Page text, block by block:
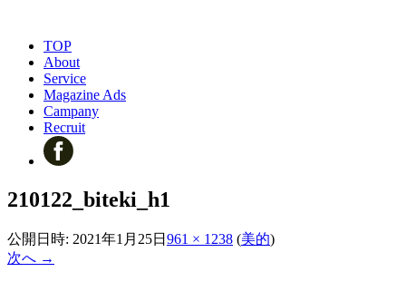
TOP
About
Service
Magazine Ads
Campany
Recruit
210122_biteki_h1
公開日時: 2021年1月25日 961 × 1238 (美的)
次へ →